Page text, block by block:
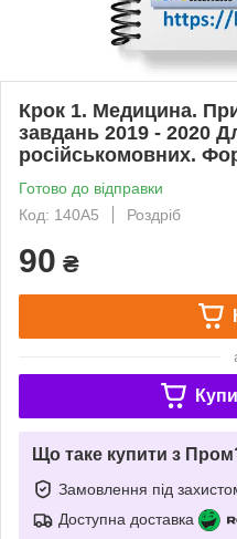
Крок 1. Медицина.
завдань 2019 - 2020
російськомовних.
Готово до відправки
Код: 140А5
Роздріб
90 ₴
Що таке купити з
Замовлення під
Доступна доставка